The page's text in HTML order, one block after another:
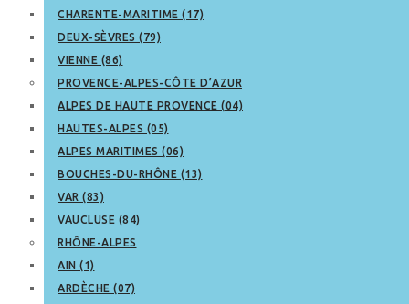
CHARENTE-MARITIME (17)
DEUX-SÈVRES (79)
VIENNE (86)
PROVENCE-ALPES-CÔTE D’AZUR
ALPES DE HAUTE PROVENCE (04)
HAUTES-ALPES (05)
ALPES MARITIMES (06)
BOUCHES-DU-RHÔNE (13)
VAR (83)
VAUCLUSE (84)
RHÔNE-ALPES
AIN (1)
ARDÈCHE (07)